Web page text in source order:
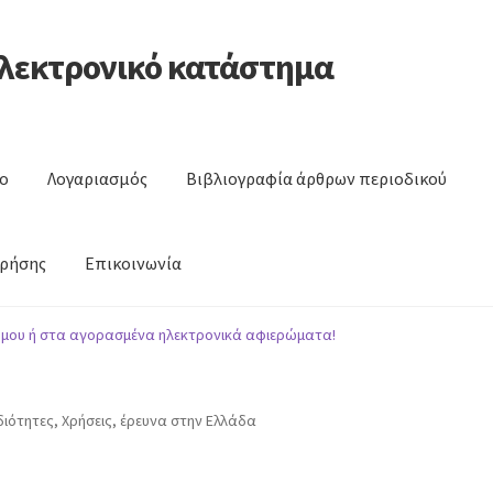
κατάστημα
Λογαριασμός Βιβλιογραφία άρθρων περιοδικού
Επικοινωνία
Βιβλιογραφία άρθρων περιοδικούΑναζήτηση θεμάτων
ή στα αγορασμένα ηλεκτρονικά αφιερώματα!
Χρήσεις, έρευνα στην Ελλάδα